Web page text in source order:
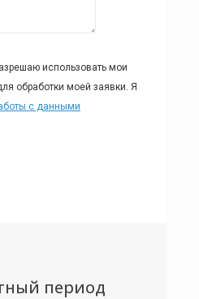
использовать мои
обработки моей заявки. Я
с данными
период